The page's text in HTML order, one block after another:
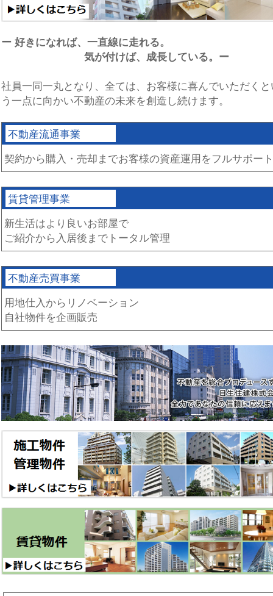
ー 好きになれば、一直線に走れる。
気が付けば、成長している。ー
社員一同一丸となり、全ては、お客様に喜んでいただく
う一点に向かい不動産の未来を創造し続けます。
不動産流通事業
契約から購入・売却までお客様の資産運用をフルサポート
賃貸管理事業
新生活はより良いお部屋で
ご紹介から入居後までトータル管理
不動産売買事業
用地仕入からリノベーション
自社物件を企画販売